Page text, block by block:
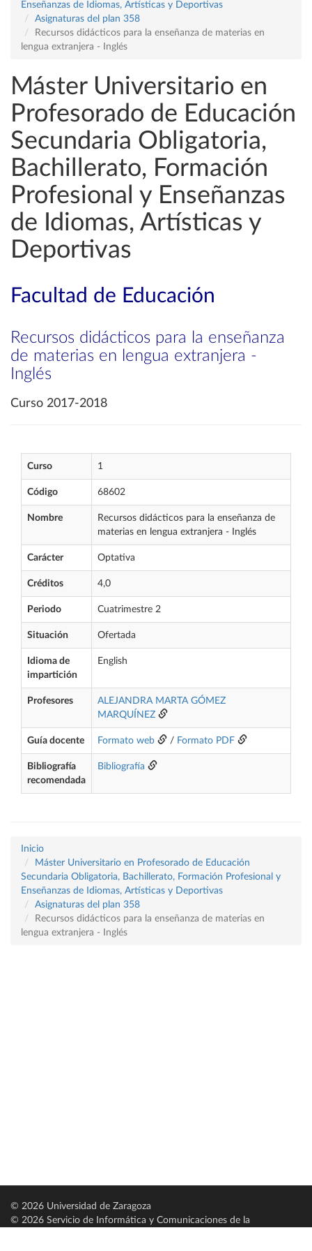
Enseñanzas de Idiomas, Artísticas y Deportivas
Asignaturas del plan 358
Recursos didácticos para la enseñanza de materias en
lengua extranjera - Inglés
Máster Universitario en
Profesorado de Educación
Secundaria Obligatoria,
Bachillerato, Formación
Profesional y Enseñanzas
de Idiomas, Artísticas y
Deportivas
Facultad de Educación
Recursos didácticos para la enseñanza
de materias en lengua extranjera -
Inglés
Curso 2017-2018
Curso 1
Código 68602
Nombre
Recursos didácticos para la enseñanza de
materias en lengua extranjera - Inglés
Carácter Optativa
Créditos 4,0
Periodo Cuatrimestre 2
Situación Ofertada
Idioma de
impartición
English
Profesores
ALEJANDRA MARTA GÓMEZ
MARQUÍNEZ
Guía docente Formato web / Formato PDF
Bibliografía
recomendada
Bibliografía
Inicio
Máster Universitario en Profesorado de Educación
Secundaria Obligatoria, Bachillerato, Formación Profesional y
Enseñanzas de Idiomas, Artísticas y Deportivas
Asignaturas del plan 358
Recursos didácticos para la enseñanza de materias en
lengua extranjera - Inglés
© 2026 Universidad de Zaragoza
© 2026 Servicio de Informática y Comunicaciones de la